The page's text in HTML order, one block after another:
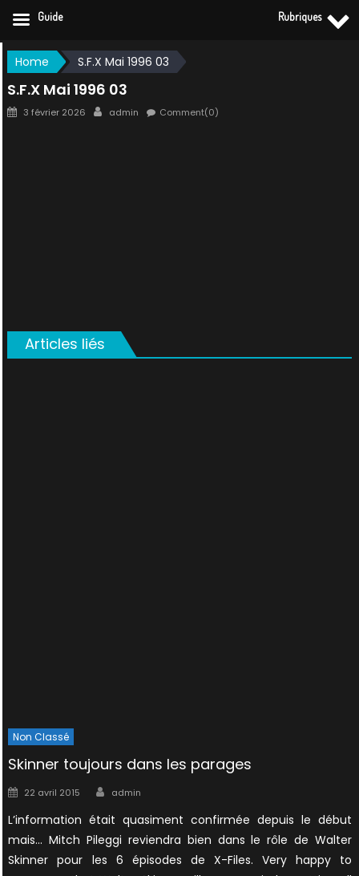
Skip
to
content
Home S.F.X Mai 1996 03
S.F.X Mai 1996 03
Posted
3 février 2026 Author
admin Comment(0)
Articles liés
Non Classé
Skinner toujours dans les parages
Posted
22 avril 2015 Author
admin
L’information était quasiment confirmée depuis le début
mais… Mitch Pileggi reviendra bien dans le rôle de Walter
Skinner pour les 6 épisodes de X-Files. Very happy to
Guide Rubriques